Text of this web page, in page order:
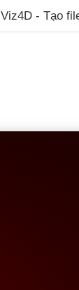
Viz4D - Tạo